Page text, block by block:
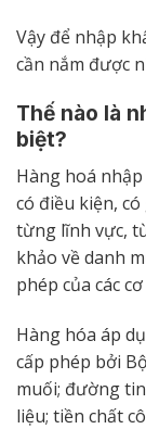
Vậy để nhập
cần nắm được
Thế nào là
biệt?
Hàng hoá
có điều kiện,
từng lĩnh vực,
khảo về danh
phép của các
Hàng hóa áp
cấp phép bởi
muối; đường
liệu; tiền chất